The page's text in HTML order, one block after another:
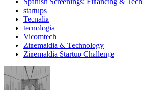
startups
Tecnalia
tecnologia
Vicomtech
Zinemaldia & Technology
Zinemaldia Startup Challenge